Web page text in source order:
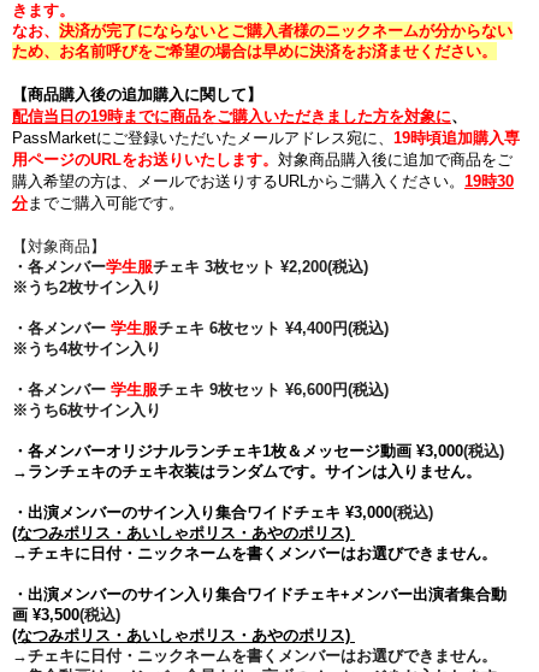
きます。
なお、 決済が完了にならないとご購入者様のニックネームが分からない
ため、お名前呼びをご希望の場合は早めに決済をお済ませください。
【商品購入後の追加購入に関して】
配信当日の19時までに商品をご購入いただきました方を対象に、
PassMarketにご登録いただいたメールアドレス宛に、 19時頃追加購入専
用ページのURLをお送りいたします。 対象商品購入後に追加で商品をご
購入希望の方は、メールでお送りするURLからご購入ください。 19時30
分までご購入可能です。
【対象商品】
・各メンバー学生服チェキ 3枚セット ¥2,200(税込)
※うち2枚サイン入り
・各メンバー 学生服チェキ 6枚セット ¥4,400円(税込)
※うち4枚サイン入り
・各メンバー 学生服チェキ 9枚セット ¥6,600円(税込)
※うち6枚サイン入り
・各メンバーオリジナルランチェキ1枚＆メッセージ動画 ¥3,000(税込)
→ランチェキのチェキ衣装はランダムです。サインは入りません。
・出演メンバーのサイン入り集合ワイドチェキ ¥3,000(税込)
(なつみポリス・あいしゃポリス・あやのポリス)
→チェキに日付・ニックネームを書くメンバーはお選びできません。
・ 出演メンバーのサイン入り集合ワイドチェキ+メンバー出演者集合動
画 ¥3,500(税込)
(なつみポリス・あいしゃポリス・あやのポリス)
→チェキに日付・ニックネームを書くメンバーはお選びできません。